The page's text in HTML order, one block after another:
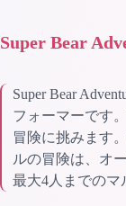
Super Bear
Super Bear
フォーマーです
冒険に挑みます
ルの冒険は、オ
最大4人までのマ